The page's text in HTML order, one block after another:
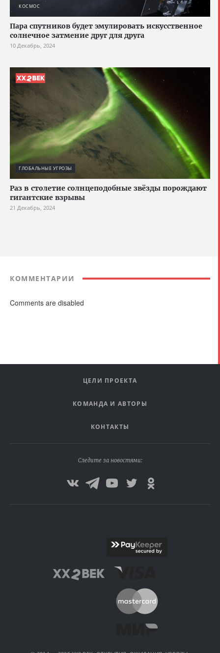
КОСМОС
Пара спутников будет эмулировать искусственное
солнечное затмение друг для друга
10 Декабрь, 2024
ГЛОБАЛЬНЫЕ УГРОЗЫ
Раз в столетие солнцеподобные звёзды порождают
гигантские взрывы
21 Декабрь, 2024
КОММЕНТАРИИ
Comments are disabled
ЦЕЛИ ПРОЕКТА
КОМАНДА И АВТОРЫ
КОНТАКТЫ
Следите за новостями: